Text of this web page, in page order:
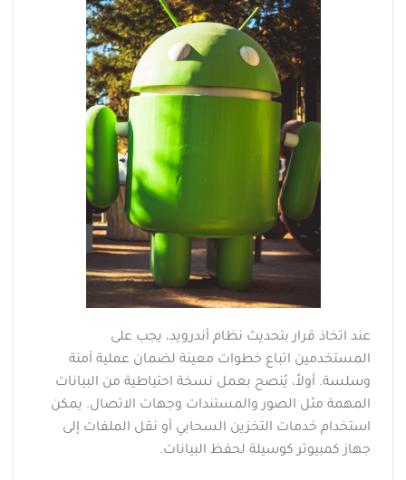
عند اتخاذ قرار بتحديث نظام أندرويد، يجب على
المستخدمين اتباع خطوات معينة لضمان عملية آمنة
وسلسة. أولاً، يُنصح بعمل نسخة احتياطية من البيانات
المهمة مثل الصور والمستندات وجهات الاتصال. يمكن
استخدام خدمات التخزين السحابي أو نقل الملفات إلى
جهاز كمبيوتر كوسيلة لحفظ البيانات.